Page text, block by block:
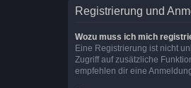
Registrierung und
Wozu muss ich mich
Eine Registrierung ist nicht
Zugriff auf zusätzliche
empfehlen dir eine